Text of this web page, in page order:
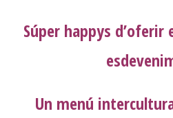
Súper happys
Un menú